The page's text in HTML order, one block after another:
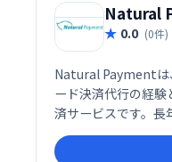
Natural
0.0 (0件)
Natural Paymentは
ード決済代行の経
済サービスです。長
つスムーズな決済
ス成長をサポートす